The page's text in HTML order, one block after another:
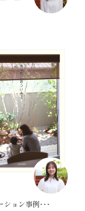
ション事例･･･